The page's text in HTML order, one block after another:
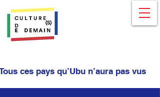
ces pays qu’Ubu n’aura pas vus